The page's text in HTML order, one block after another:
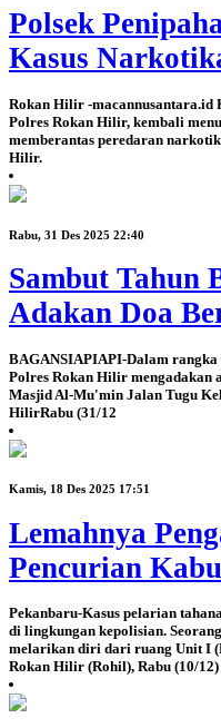
Polsek
Kasus
Rokan Hilir -macannusantara.id
Polres Rokan Hilir, kembali
memberantas peredaran
Hilir.
Rabu, 31 Des 2025 22:40
Sambut Tahun
Adakan Doa
BAGANSIAPIAPI-Dalam rangka
Polres Rokan Hilir mengadakan
Masjid Al-Mu'min Jalan Tugu
HilirRabu (31/12
Kamis, 18 Des 2025 17:51
Lemahnya
Pencurian
Pekanbaru-Kasus pelarian
di lingkungan kepolisian.
melarikan diri dari ruang Unit I
Rokan Hilir (Rohil), Rabu (10/